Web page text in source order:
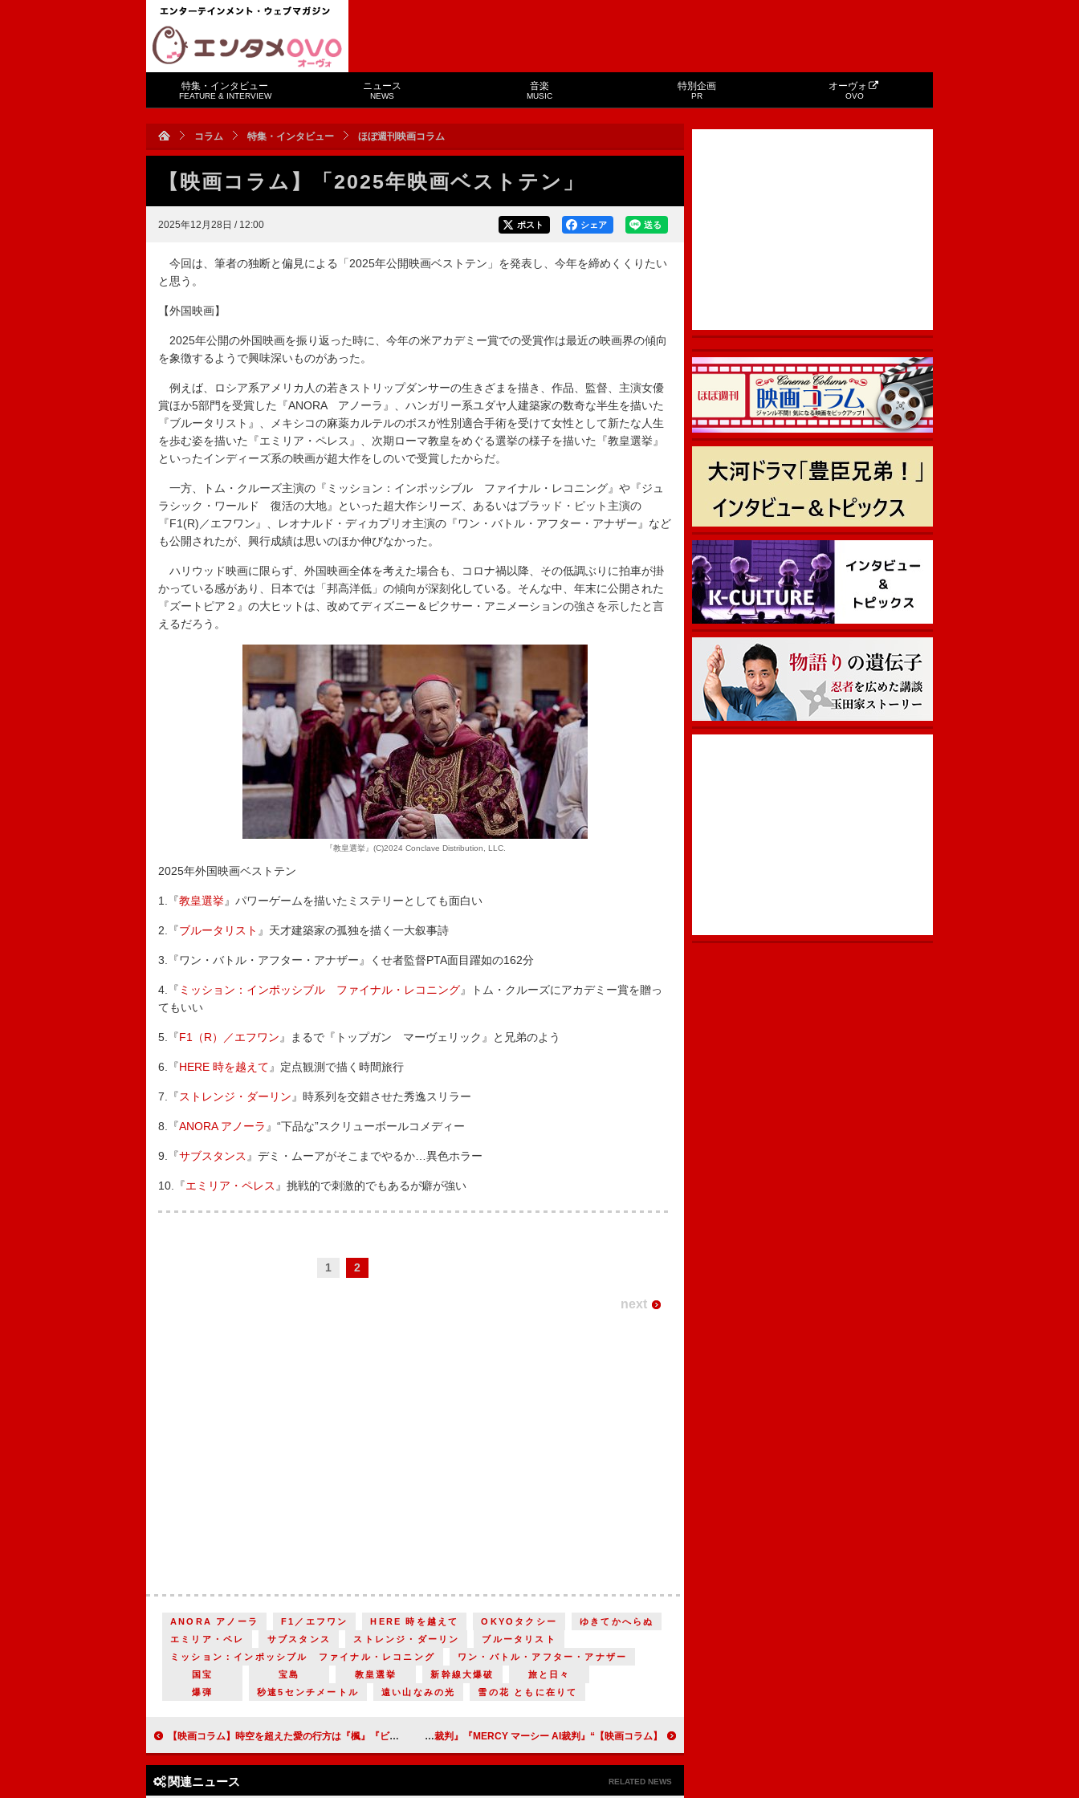
特集・インタビュー
FEATURE & INTERVIEW
ニュース
NEWS
音楽
MUSIC
特別企画
PR
オーヴォ
OVO
コラム 特集・インタビュー ほぼ週刊映画コラム
【映画コラム】「2025年映画ベストテン」
2025年12月28日 / 12:00 送る
シェア
ポスト
今回は、筆者の独断と偏見による「2025年公開映画ベストテン」を発表し、今年を締めくくりたい
と思う。
【外国映画】
2025年公開の外国映画を振り返った時に、今年の米アカデミー賞での受賞作は最近の映画界の傾向
を象徴するようで興味深いものがあった。
例えば、ロシア系アメリカ人の若きストリップダンサーの生きざまを描き、作品、監督、主演女優
賞ほか5部門を受賞した『ANORA アノーラ』、ハンガリー系ユダヤ人建築家の数奇な半生を描いた
『ブルータリスト』、メキシコの麻薬カルテルのボスが性別適合手術を受けて女性として新たな人生
を歩む姿を描いた『エミリア・ペレス』、次期ローマ教皇をめぐる選挙の様子を描いた『教皇選挙』
といったインディーズ系の映画が超大作をしのいで受賞したからだ。
一方、トム・クルーズ主演の『ミッション：インポッシブル ファイナル・レコニング』や『ジュ
ラシック・ワールド 復活の大地』といった超大作シリーズ、あるいはブラッド・ピット主演の
『F1(R)／エフワン』、レオナルド・ディカプリオ主演の『ワン・バトル・アフター・アナザー』など
も公開されたが、興行成績は思いのほか伸びなかった。
ハリウッド映画に限らず、外国映画全体を考えた場合も、コロナ禍以降、その低調ぶりに拍車が掛
かっている感があり、日本では「邦高洋低」の傾向が深刻化している。そんな中、年末に公開された
『ズートピア２』の大ヒットは、改めてディズニー＆ピクサー・アニメーションの強さを示したと言
えるだろう。
『教皇選挙』(C)2024 Conclave Distribution, LLC.
2025年外国映画ベストテン
1.『教皇選挙 』パワーゲームを描いたミステリーとしても面白い
2.『ブルータリスト 』天才建築家の孤独を描く一大叙事詩
3.『ワン・バトル・アフター・アナザー』くせ者監督PTA面目躍如の162分
4.『 ミッション：インポッシブル ファイナル・レコニング』トム・クルーズにアカデミー賞を贈っ
てもいい
5.『F1（R）／エフワン 』まるで『トップガン マーヴェリック』と兄弟のよう
6.『HERE 時を越えて 』定点観測で描く時間旅行
7.『ストレンジ・ダーリン 』時系列を交錯させた秀逸スリラー
8.『ANORA アノーラ 』“下品な”スクリューボールコメディー
9.『サブスタンス 』デミ・ムーアがそこまでやるか…異色ホラー
10.『エミリア・ペレス 』挑戦的で刺激的でもあるが癖が強い
1 2
next
ANORA アノーラ F1／エフワン HERE 時を越えて OKYOタクシー
ゆきてかへらぬ
エミリア・ペレ
サブスタンス ストレンジ・ダーリン
ブルータリスト
ミッション：インポッシブル ファイナル・レコニング
ワン・バトル・アフター・アナザー
国宝
宝島 教皇選挙 新幹線大爆破
旅と日々
爆弾
秒速5センチメートル 遠い山なみの光 雪の花 ともに在りて
【映画コラム】時空を超えた愛の行方は『楓』『ビューティフル・ジャーニー ふたりの時空旅行』『星と月は天の穴』 【映画コラム】“異色裁判”映画『恋愛裁判』『MERCY マーシー AI裁判』
関連ニュース RELATED NEWS